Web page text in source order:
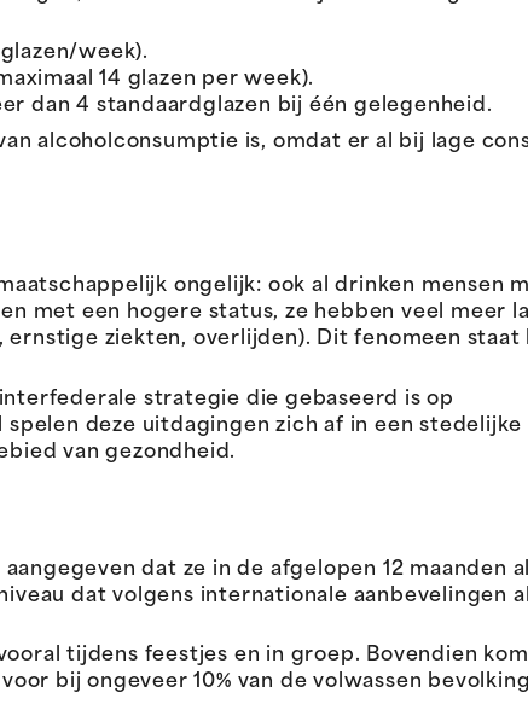
week).
14 glazen per week).
dan 4 standaardglazen bij één gelegenheid.
alcoholconsumptie is, omdat er al bij lage
ongelijk: ook al drinken mensen
met een hogere status, ze hebben veel meer
ziekten, overlijden). Dit fenomeen staat
strategie die gebaseerd is op
deze uitdagingen zich af in een
van gezondheid.
dat ze in de afgelopen 12 maanden
dat volgens internationale aanbevelingen
tijdens feestjes en in groep. Bovendien
bij ongeveer 10% van de volwassen